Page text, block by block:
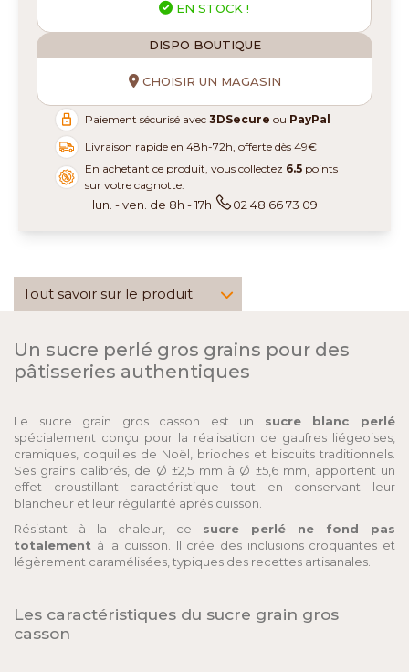
EN STOCK !
DISPO BOUTIQUE
CHOISIR UN MAGASIN
Paiement sécurisé avec3DSecure ou PayPal
Livraison rapide en 48h-72h, offerte dès 49€
En achetant ce produit, vous collectez 6.5 points
sur votre cagnotte.
lun. - ven. de 8h - 17h 02 48 66 73 09
Tout savoir sur le produit
Un sucre perlé gros grains pour des
pâtisseries authentiques
Le sucre grain gros casson est un sucre blanc perlé
spécialement conçu pour la réalisation de gaufres liégeoises,
cramiques, coquilles de Noël, brioches et biscuits traditionnels.
Ses grains calibrés, de Ø ±2,5 mm à Ø ±5,6 mm, apportent un
effet croustillant caractéristique tout en conservant leur
blancheur et leur régularité après cuisson.
Résistant à la chaleur, ce sucre perlé ne fond pas
totalement à la cuisson. Il crée des inclusions croquantes et
légèrement caramélisées, typiques des recettes artisanales.
Les caractéristiques du sucre grain gros
casson